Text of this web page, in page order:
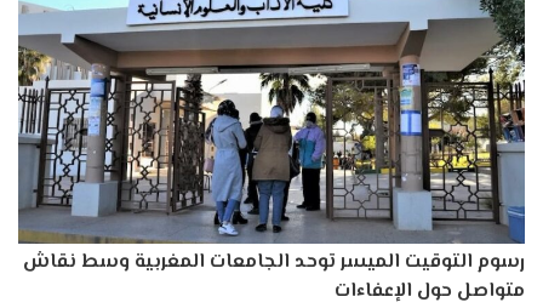
رسوم التوقيت الميسر توحد الجامعات المغربية وسط نقاش
متواصل حول الإعفاءات